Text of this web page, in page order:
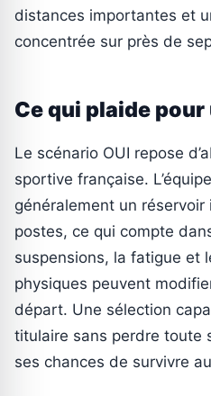
distances importantes et
concentrée sur près de
Ce qui plaide pour
Le scénario OUI repose
sportive française.
généralement un
postes, ce qui compte
suspensions, la fatigue et
physiques peuvent
départ. Une sélection
titulaire sans perdre toute
ses chances de survivre